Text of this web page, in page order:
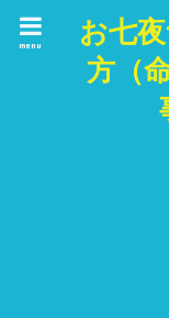
お七
方（
menu